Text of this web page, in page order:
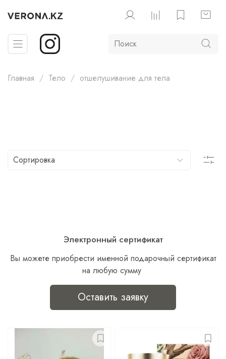
Главная Тело отшелушивание для тела
Электронный сертификат
Вы можете приобрести именной подарочный сертификат
на любую сумму
Оставить заявку